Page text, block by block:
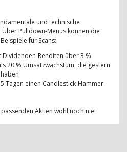
und technische
Pulldown-Menüs können die
für Scans:
Renditen über 3 %
20 % Umsatzwachstum, die gestern
Tagen einen Candlestick-Hammer
Aktien wohl noch nie!